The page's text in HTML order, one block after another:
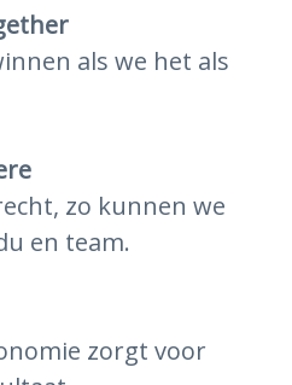
als we het als
zo kunnen we
en team.
zorgt voor